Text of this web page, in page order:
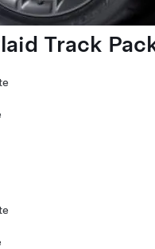
Track